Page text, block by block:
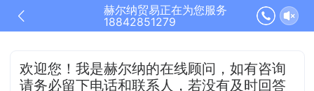
赫尔纳贸易正在为您服务
18842851279
欢迎您！我是赫尔纳的在线顾问，如有咨询
请务必留下电话和联系人，若没有及时回答